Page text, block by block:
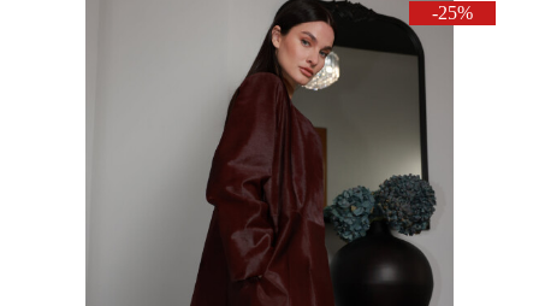
-25%